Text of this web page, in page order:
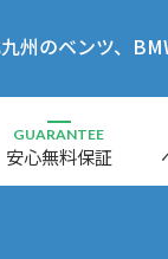
州のベンツ、
GUARANTEE
安心無料保証